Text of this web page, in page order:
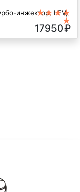
инжектор, LFV,
инжектор,
★★★★
★
17950₽